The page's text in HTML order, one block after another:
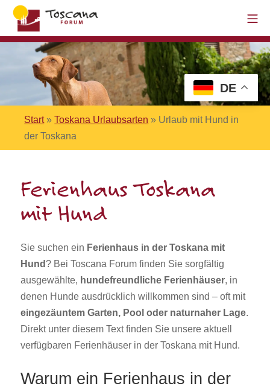
Start»Toskana Urlaubsarten » Urlaub mit Hund in
der Toskana
Ferienhaus Toskana
mit Hund
Sie suchen ein Ferienhaus in der Toskana mit
Hund ? Bei Toscana Forum finden Sie sorgfältig
ausgewählte, hundefreundliche Ferienhäuser, in
denen Hunde ausdrücklich willkommen sind – oft mit
eingezäuntem Garten, Pool oder naturnaher Lage.
Direkt unter diesem Text finden Sie unsere aktuell
verfügbaren Ferienhäuser in der Toskana mit Hund.
Warum ein Ferienhaus in der
DE